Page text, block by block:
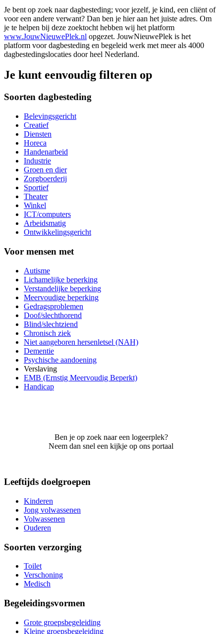
Je bent op zoek naar dagbesteding; voor jezelf, je kind, een cliënt of
voor een andere verwant? Dan ben je hier aan het juiste adres. Om
je te helpen bij deze zoektocht hebben wij het platform
www.JouwNieuwePlek.nl opgezet. JouwNieuwePlek is het
platform voor dagbesteding en begeleid werk met meer als 4000
dagbestedingslocaties door heel Nederland.
Je kunt eenvoudig filteren op
Soorten dagbesteding
Belevingsgericht
Creatief
Diensten
Horeca
Handenarbeid
Industrie
Groen en dier
Zorgboerderij
Sportief
Theater
Winkel
ICT/computers
Arbeidsmatig
Ontwikkelingsgericht
Voor mensen met
Autisme
Lichamelijke beperking
Verstandelijke beperking
Meervoudige beperking
Gedragsproblemen
Doof/slechthorend
Blind/slechtziend
Chronisch ziek
Niet aangeboren hersenletsel (NAH)
Dementie
Psychische aandoening
Verslaving
EMB (Ernstig Meervoudig Beperkt)
Handicap
Ben je op zoek naar een logeerplek?
Neem dan snel een kijkje op ons portaal
Leeftijds doelgroepen
Kinderen
Jong volwassenen
Volwassenen
Ouderen
Soorten verzorging
Toilet
Verschoning
Medisch
Begeleidingsvormen
Grote groepsbegeleiding
Kleine groepsbegeleiding